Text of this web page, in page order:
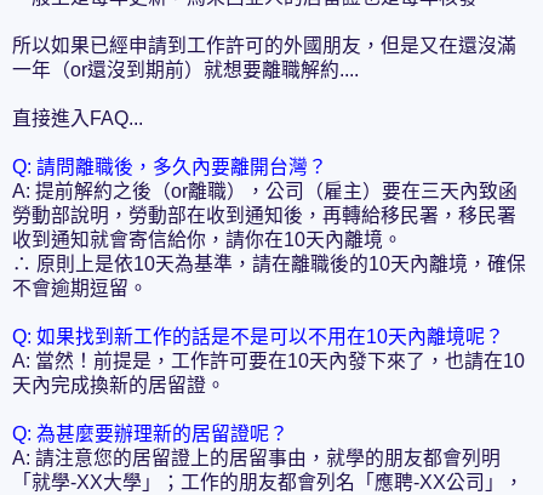
所以如果已經申請到工作許可的外國朋友，但是又在還沒滿
一年（or還沒到期前）就想要離職解約....
直接進入FAQ...
Q: 請問離職後，多久內要離開台灣？
A: 提前解約之後（or離職），公司（雇主）要在三天內致函
勞動部說明，勞動部在收到通知後，再轉給移民署，移民署
收到通知就會寄信給你，請你在10天內離境。
∴ 原則上是依10天為基準，請在離職後的10天內離境，確保
不會逾期逗留。
Q: 如果找到新工作的話是不是可以不用在10天內離境呢？
A: 當然！前提是，工作許可要在10天內發下來了，也請在10
天內完成換新的居留證。
Q: 為甚麼要辦理新的居留證呢？
A: 請注意您的居留證上的居留事由，就學的朋友都會列明
「就學-XX大學」；工作的朋友都會列名「應聘-XX公司」，